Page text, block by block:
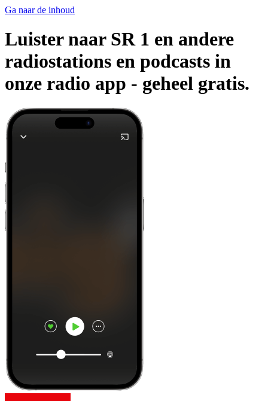
Ga naar de inhoud
Luister naar SR 1 en andere
radiostations en podcasts in
onze radio app - geheel gratis.